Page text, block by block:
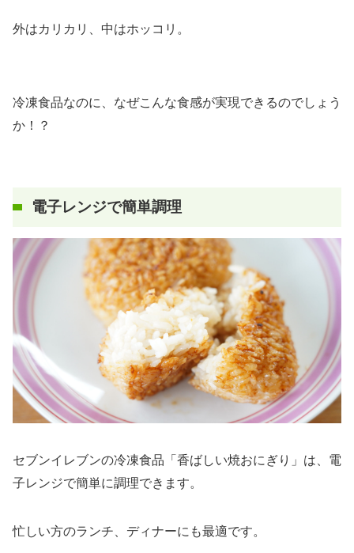
外はカリカリ、中はホッコリ。
冷凍食品なのに、なぜこんな食感が実現できるのでしょう
か！？
電子レンジで簡単調理
セブンイレブンの冷凍食品「香ばしい焼おにぎり」は、電
子レンジで簡単に調理できます。
忙しい方のランチ、ディナーにも最適です。